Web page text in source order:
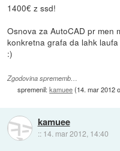
1400€ z ssd!
Osnova za AutoCAD pr men
konkretna grafa da lahk
:)
Zgodovina sprememb…
spremenil:kamuee(14. mar 2012
kamuee
:: 14. mar 2012, 14:40